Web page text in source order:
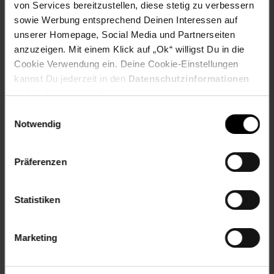
von Services bereitzustellen, diese stetig zu verbessern
sowie Werbung entsprechend Deinen Interessen auf
unserer Homepage, Social Media und Partnerseiten
anzuzeigen. Mit einem Klick auf „Ok“ willigst Du in die
Cookie Verwendung ein. Deine Cookie-Einstellungen
kannst Du jederzeit in den Datenschutzinformationen
ändern bzw. widerrufen.
Notwendig
Präferenzen
Statistiken
Marketing
Versandinformationen
Herstellerinformationen